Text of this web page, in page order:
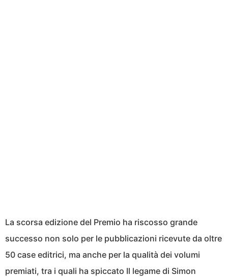
La scorsa edizione del Premio ha riscosso grande
successo non solo per le pubblicazioni ricevute da oltre
50 case editrici, ma anche per la qualità dei volumi
premiati, tra i quali ha spiccato Il legame di Simon